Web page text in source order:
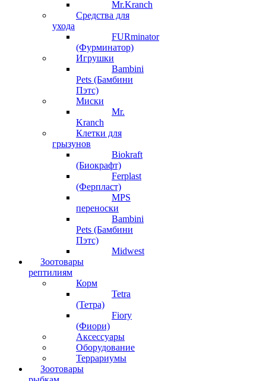
Mr.Kranch
Средства для
ухода
FURminator
(Фурминатор)
Игрушки
Bambini
Pets (Бамбини
Пэтс)
Миски
Mr.
Kranch
Клетки для
грызунов
Biokraft
(Биокрафт)
Ferplast
(Ферпласт)
MPS
переноски
Bambini
Pets (Бамбини
Пэтс)
Midwest
Зоотовары
рептилиям
Корм
Tetra
(Тетра)
Fiory
(Фиори)
Аксессуары
Оборудование
Террариумы
Зоотовары